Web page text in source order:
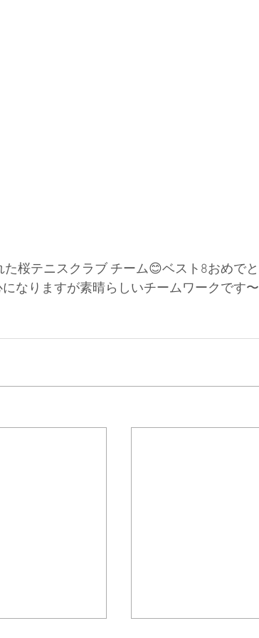
桜テニスクラブ チーム😊ベスト8おめでと
なりますが素晴らしいチームワークです〜